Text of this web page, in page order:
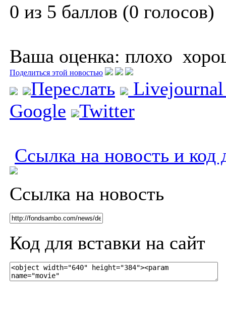
0 из 5 баллов (0 голосов)
Ваша оценка: плохо
Поделиться этой новостью
Переслать
Google
Twitter
Ссылка на новость и код
Ссылка на новость
Код для вставки на сайт